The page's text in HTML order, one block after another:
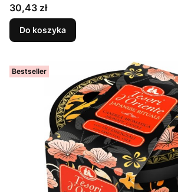
Cena
30,43 zł
Do koszyka
Bestseller